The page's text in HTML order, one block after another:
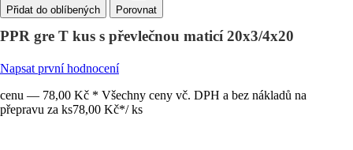
Porovnat
PPR gre T kus s převlečnou maticí 20x3/4x20
Napsat první hodnocení
cenu — 78,00 Kč * Všechny ceny vč. DPH a bez nákladů na
přepravu za ks78,00 Kč*/ ks